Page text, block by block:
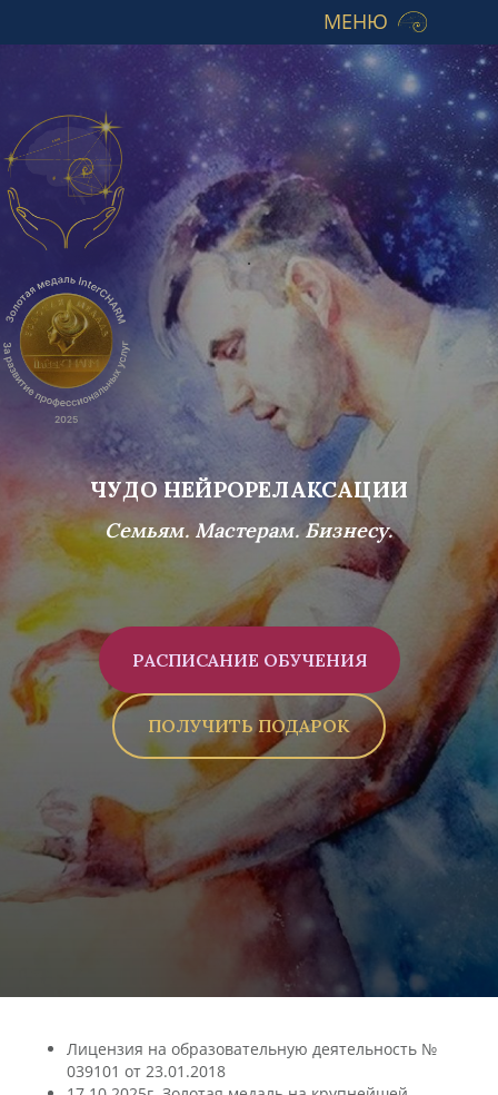
МЕНЮ
.
ЧУДО НЕЙРОРЕЛАКСАЦИИ
Семьям. Мастерам. Бизнесу.
РАСПИСАНИЕ ОБУЧЕНИЯ
ПОЛУЧИТЬ ПОДАРОК
Лицензия на образовательную деятельность №
039101 от 23.01.2018